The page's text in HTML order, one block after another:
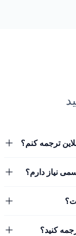
ترجمه کنم؟
نیاز دارم؟
کنید؟